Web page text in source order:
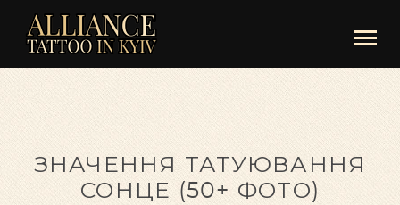
ЗНАЧЕННЯ ТАТУЮВАННЯ
СОНЦЕ (50+ ФОТО)